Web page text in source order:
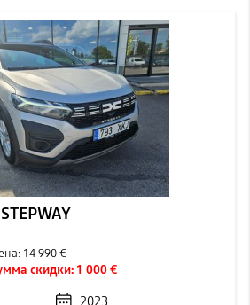
14 990 €
скидки: 1 000 €
2023